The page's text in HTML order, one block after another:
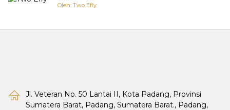
Oleh: Two Efly
Jl. Veteran No. 50 Lantai II, Kota Padang, Provinsi
Sumatera Barat, Padang, Sumatera Barat., Padang,